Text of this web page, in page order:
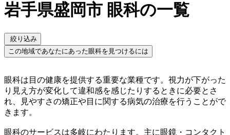
岩手県盛岡市 眼科の一覧
絞り込み
この地域であなたにあった眼科を見つけるには
眼科は目の健康を提供する重要な業種です。視力が下がった
り見え方が変化して違和感を感じたりするときに必要とさ
れ、見やすさの矯正や目に関する病気の治療を行うことがで
きます。
眼科のサービスは多岐にわたります。主に眼鏡・コンタクト